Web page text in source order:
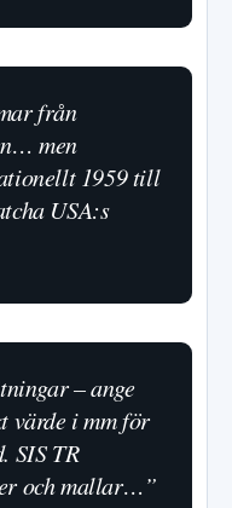
från
men
1959 till
USA:s
– ange
värde i mm för
SIS TR
och mallar…”